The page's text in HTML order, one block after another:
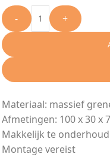
- +
Materiaal: massief
Afmetingen: 100 x 30 x
Makkelijk te
Montage vereist